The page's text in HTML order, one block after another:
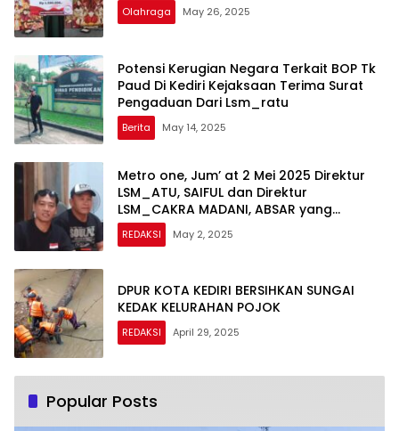
Olahraga May 26, 2025
Potensi Kerugian Negara Terkait BOP Tk
Paud Di Kediri Kejaksaan Terima Surat
Pengaduan Dari Lsm_ratu
Berita May 14, 2025
Metro one, Jum’ at 2 Mei 2025 Direktur
LSM_ATU, SAIFUL dan Direktur
LSM_CAKRA MADANI, ABSAR yang
sekaligus Pimpinan Redaksi (Pimred)
Media Online Metroone
REDAKSI May 2, 2025
DPUR KOTA KEDIRI BERSIHKAN SUNGAI
KEDAK KELURAHAN POJOK
REDAKSI April 29, 2025
Popular Posts